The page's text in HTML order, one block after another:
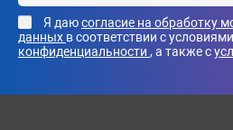
Я даюсогласие на обработку
данных в соответствии с условиями
конфиденциальности , а также с